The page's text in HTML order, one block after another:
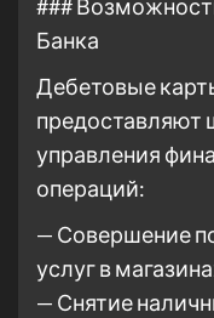
###
Банка
Дебетовые
предоставляют
управления
операций:
— Совершение
услуг в
— Снятие